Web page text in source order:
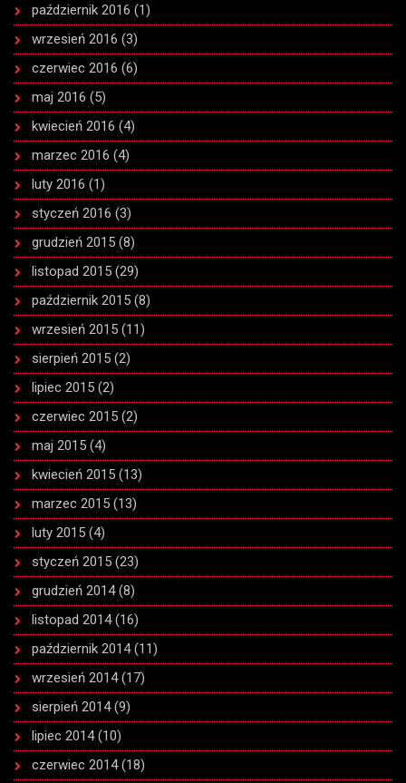
październik 2016 (1)
wrzesień 2016 (3)
czerwiec 2016 (6)
maj 2016 (5)
kwiecień 2016 (4)
marzec 2016 (4)
luty 2016 (1)
styczeń 2016 (3)
grudzień 2015 (8)
listopad 2015 (29)
październik 2015 (8)
wrzesień 2015 (11)
sierpień 2015 (2)
lipiec 2015 (2)
czerwiec 2015 (2)
maj 2015 (4)
kwiecień 2015 (13)
marzec 2015 (13)
luty 2015 (4)
styczeń 2015 (23)
grudzień 2014(8)
listopad 2014(16)
październik 2014(11)
wrzesień 2014(17)
sierpień 2014(9)
lipiec 2014(10)
czerwiec 2014(18)